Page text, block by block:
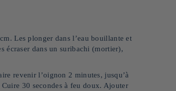
Les plonger dans l’eau bouillante et
écraser dans un suribachi (mortier),
revenir l’oignon 2 minutes, jusqu’à
30 secondes à feu doux. Ajouter